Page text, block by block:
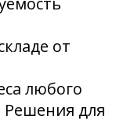
от
любого
Решения для